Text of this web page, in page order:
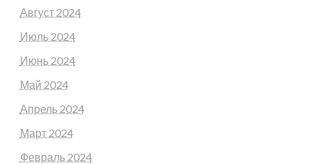
Август 2024
Июль 2024
Июнь 2024
Май 2024
Апрель 2024
Март 2024
Февраль 2024